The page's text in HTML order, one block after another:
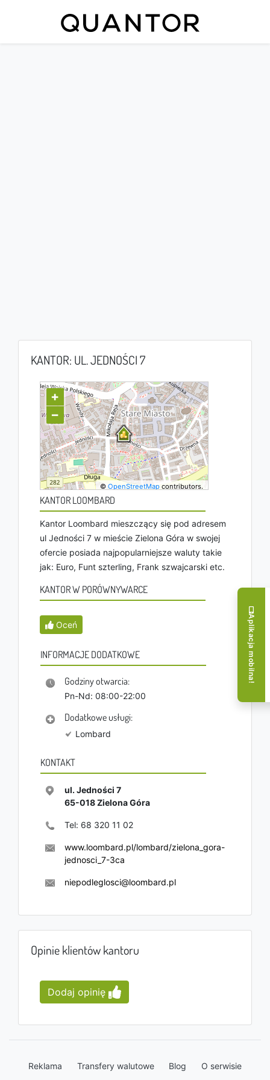
KANTOR: UL. JEDNOŚCI 7
+
−
©OpenStreetMap contributors.
KANTOR LOOMBARD
Kantor Loombard mieszczący się pod adresem
ul Jedności 7 w mieście Zielona Góra w swojej
ofercie posiada najpopularniejsze waluty takie
jak: Euro, Funt szterling, Frank szwajcarski etc.
KANTOR W PORÓWNYWARCE
Oceń
INFORMACJE DODATKOWE
Godziny otwarcia:
Pn-Nd: 08:00-22:00
Dodatkowe usługi:
Lombard
KONTAKT
ul. Jedności 7
65-018Zielona Góra
Tel: 68 320 11 02
www.loombard.pl/lombard/zielona_gora-
jednosci_7-3ca
niepodleglosci@loombard.pl
Opinie klientów kantoru
Dodaj opinię
Reklama Transfery walutowe Blog O serwisie
Aplikacja mobilna!